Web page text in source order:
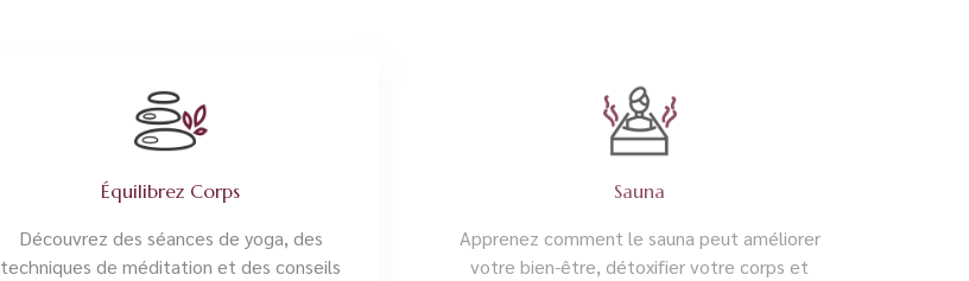
Équilibrez Corps
Découvrez des séances de yoga, des
techniques de méditation et des conseils
Sauna
Apprenez comment le sauna peut améliorer
votre bien-être, détoxifier votre corps et